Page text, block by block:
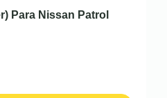
Para Nissan Patrol